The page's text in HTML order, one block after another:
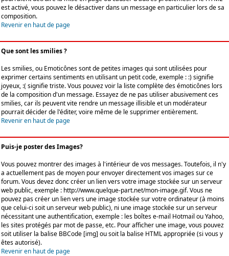
est activé, vous pouvez le désactiver dans un message en particulier lors de sa
composition.
Revenir en haut de page
Que sont les smilies ?
Les smilies, ou Emoticônes sont de petites images qui sont utilisées pour
exprimer certains sentiments en utilisant un petit code, exemple : :) signifie
joyeux, :( signifie triste. Vous pouvez voir la liste complète des émoticônes lors
de la composition d'un message. Essayez de ne pas utiliser abusivement ces
smilies, car ils peuvent vite rendre un message illisible et un modérateur
pourrait décider de l'éditer, voire même de le supprimer entièrement.
Revenir en haut de page
Puis-je poster des Images?
Vous pouvez montrer des images à l'intérieur de vos messages. Toutefois, il n'y
a actuellement pas de moyen pour envoyer directement vos images sur ce
forum. Vous devez donc créer un lien vers votre image stockée sur un serveur
web public, exemple : http://www.quelque-part.net/mon-image.gif. Vous ne
pouvez pas créer un lien vers une image stockée sur votre ordinateur (à moins
que celui-ci soit un serveur web public), ni une image stockée sur un serveur
nécessitant une authentification, exemple : les boîtes e-mail Hotmail ou Yahoo,
les sites protégés par mot de passe, etc. Pour afficher une image, vous pouvez
soit utiliser la balise BBCode [img] ou soit la balise HTML appropriée (si vous y
êtes autorisé).
Revenir en haut de page